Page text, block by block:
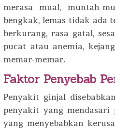
merasa mual, muntah-
bengkak, lemas tidak ada
berkurang, rasa gatal,
pucat atau anemia,
memar-memar.
Faktor Penyebab
Penyakit ginjal
penyakit yang mendasari
yang menyebabkan